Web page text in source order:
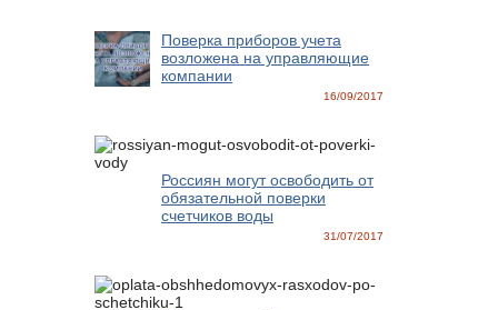
Поверка приборов учета
возложена на управляющие
компании
16/09/2017
Россиян могут освободить от
обязательной поверки
счетчиков воды
31/07/2017